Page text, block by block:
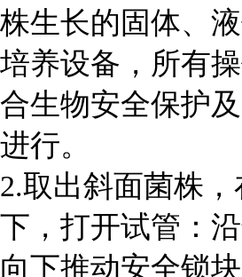
株生长的固体、
培养设备，所有
合生物安全保护及
进行。
2.取出斜面菌株
下，打开试管：
向下推动安全锁